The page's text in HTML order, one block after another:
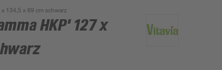
134,5 x 89 cm schwarz
HKP' 127 x